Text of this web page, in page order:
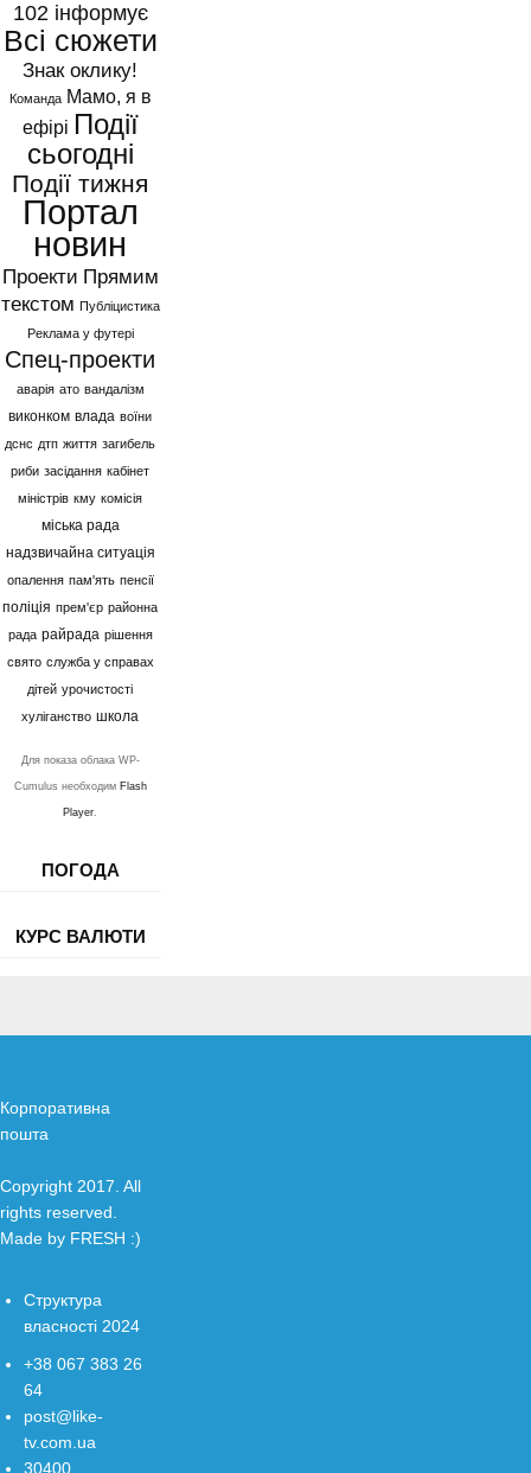
102 інформує
Всі сюжети
Знак оклику!
Команда Мамо, я в
ефірі Події
сьогодні
Події тижня
Портал
новин
Проекти Прямим
текстом Публіцистика
Реклама у футері
Спец-проекти
аварія ато вандалізм
виконком влада воїни
дснс дтп життя загибель
риби засідання кабінет
міністрів кму комісія
міська рада
надзвичайна ситуація
опалення пам'ять пенсії
поліція прем'єр районна
рада райрада рішення
свято служба у справах
дітей урочистості
хуліганство школа
Для показа облака WP-
Cumulus необходим Flash
Player.
ПОГОДА
КУРС ВАЛЮТИ
Корпоративна
пошта
Copyright 2017. All
rights reserved.
Made by FRESH :)
Структура
власності 2024
+38 067 383 26
64
post@like-
tv.com.ua
30400,